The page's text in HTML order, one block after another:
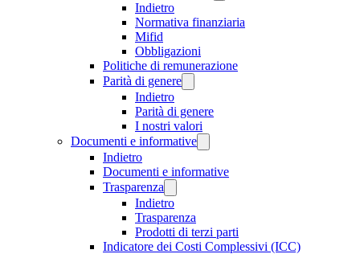
Indietro
Normativa finanziaria
Mifid
Obbligazioni
Politiche di remunerazione
Parità di genere
Indietro
Parità di genere
I nostri valori
Documenti e informative
Indietro
Documenti e informative
Trasparenza
Indietro
Trasparenza
Prodotti di terzi parti
Indicatore dei Costi Complessivi (ICC)